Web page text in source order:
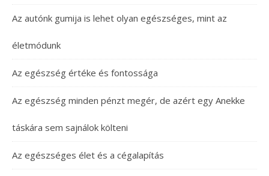
Az autónk gumija is lehet olyan egészséges, mint az
életmódunk
Az egészség értéke és fontossága
Az egészség minden pénzt megér, de azért egy Anekke
táskára sem sajnálok költeni
Az egészséges élet és a cégalapítás